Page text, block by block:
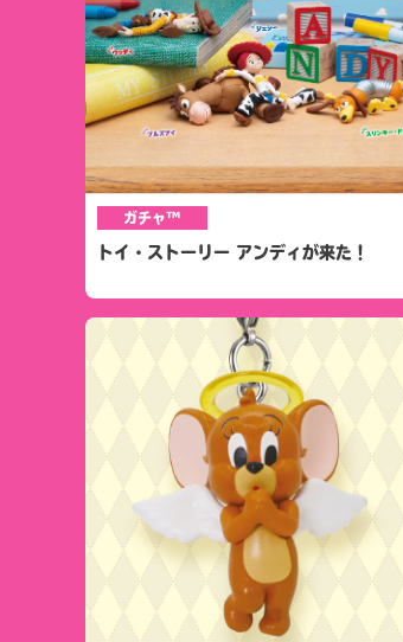
ガチャ™
トイ・ストーリー アンディが来た！